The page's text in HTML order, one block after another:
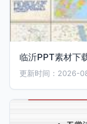
临沂PPT素材下
更新时间：2026-